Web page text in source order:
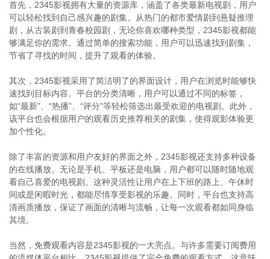
首先，2345影视拥有大量的资源库，涵盖了各类最新电视剧，用户
可以轻松找到自己感兴趣的剧集。从热门的都市爱情剧到悬疑推理
剧，从古装剧到青春校园剧，无论你喜欢哪种类型，2345影视都能
够满足你的需求。通过简单的搜索功能，用户可以迅速找到剧集，
节省了寻找的时间，提升了观看的体验。
其次，2345影视采用了简洁明了的界面设计，用户在浏览时能够快
速找到目标内容。平台的分类清晰，用户可以通过不同的标签，
如“最新”、“热播”、“评分”等轻松筛选出最受欢迎的电视剧。此外，
该平台也会根据用户的观看历史推荐相关的剧集，使得观影体验更
加个性化。
除了丰富的资源和用户友好的界面之外，2345影视还支持多种设备
的在线播放。无论是手机、平板还是电脑，用户都可以随时随地观
看自己喜爱的电视剧。这种灵活性让用户在上下班的路上、午休时
间或是闲暇时光，都能尽情享受影视的乐趣。同时，平台也支持高
清画质播放，保证了画面的清晰与流畅，让每一次观看都如同身临
其境。
当然，免费观看内容是2345影视的一大亮点。与许多需要订阅费用